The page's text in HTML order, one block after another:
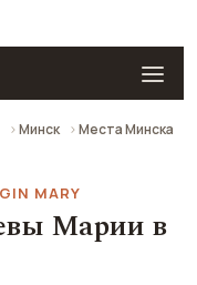
Минск
Места Минска
MARY
Марии в